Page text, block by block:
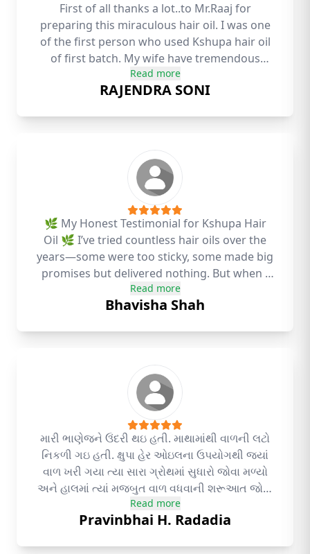
First of all thanks a lot..to Mr.Raaj for
preparing this miraculous hair oil. I was one
of the first person who used Kshupa hair oil
of first batch. My wife have tremendous
problem of hair fall and we had tried so
many hair oils, capsules..etc but nothing
Now we are using Kshupa hair oil as well as
Kshupa hair shampoo and body wash which
are also great products.
Read more
RAJENDRA SONI
🌿 My Honest Testimonial for Kshupa Hair
Oil 🌿 I’ve tried countless hair oils over the
years—some were too sticky, some made big
promises but delivered nothing. But when I
discovered Kshupa Hair Oil, everything
changed. Within just a few weeks of
brushed or washed my hair… reduced
significantly! My scalp felt nourished, my
roots felt stronger, and the best part? I
started getting compliments on how healthy
and shiny my hair looked — something that
hadn’t happened in years! What I love most
about Kshupa is that it’s made from pure,
natural, Ayurvedic ingredients — no
chemicals, no harsh perfumes. Just the
healing power of nature. It feels like a
Read more
Bhavisha Shah
મારી ભાણેજને ઉંદરી થઇ હતી. માથામાંથી વાળની લટો
નિકળી ગઇ હતી. ક્ષુપા હેર ઓઇલના ઉપયોગથી જ્યાં
વાળ ખરી ગયા ત્યા સારા ગ્રોથમાં સુધારો જોવા મળ્યો
અને હાલમાં ત્યાં મજબુત વાળ વધવાની શરૂઆત જોવા
મળેલ છે.Thanks Kshupa
Read more
Pravinbhai H. Radadia